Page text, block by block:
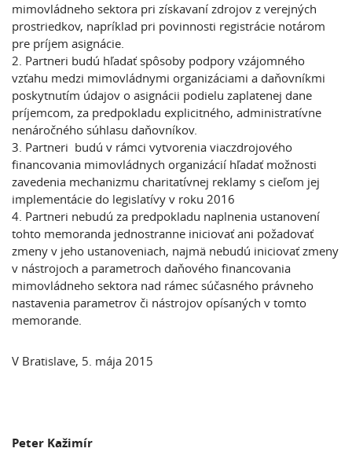
mimovládneho sektora pri získavaní zdrojov z verejných
prostriedkov, napríklad pri povinnosti registrácie notárom
pre príjem asignácie.
2. Partneri budú hľadať spôsoby podpory vzájomného
vzťahu medzi mimovládnymi organizáciami a daňovníkmi
poskytnutím údajov o asignácii podielu zaplatenej dane
príjemcom, za predpokladu explicitného, administratívne
nenáročného súhlasu daňovníkov.
3. Partneri budú v rámci vytvorenia viaczdrojového
financovania mimovládnych organizácií hľadať možnosti
zavedenia mechanizmu charitatívnej reklamy s cieľom jej
implementácie do legislatívy v roku 2016
4. Partneri nebudú za predpokladu naplnenia ustanovení
tohto memoranda jednostranne iniciovať ani požadovať
zmeny v jeho ustanoveniach, najmä nebudú iniciovať zmeny
v nástrojoch a parametroch daňového financovania
mimovládneho sektora nad rámec súčasného právneho
nastavenia parametrov či nástrojov opísaných v tomto
memorande.
V Bratislave, 5. mája 2015
Peter Kažimír